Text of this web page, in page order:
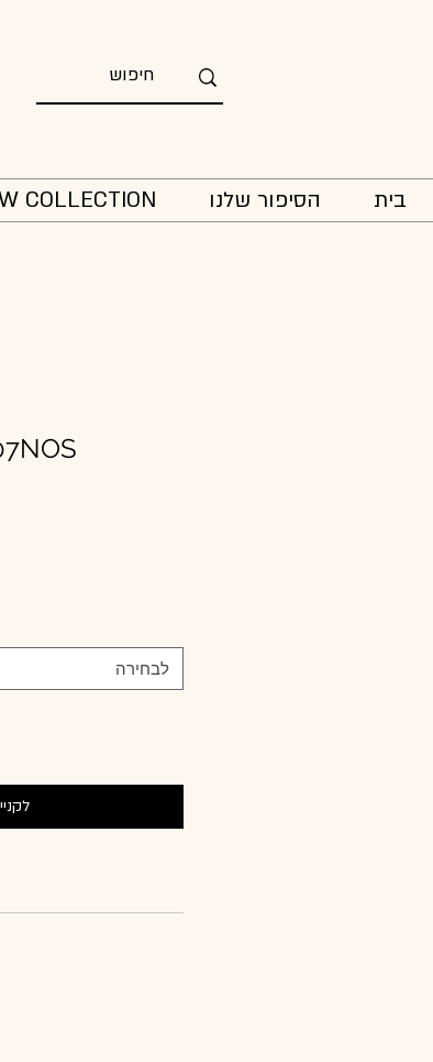
בית הסיפור שלנו COLLECTION
לבחירה